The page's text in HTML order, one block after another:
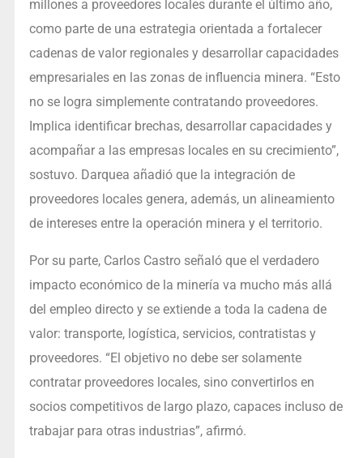
millones a proveedores locales durante el último año,
como parte de una estrategia orientada a fortalecer
cadenas de valor regionales y desarrollar capacidades
empresariales en las zonas de influencia minera. “Esto
no se logra simplemente contratando proveedores.
Implica identificar brechas, desarrollar capacidades y
acompañar a las empresas locales en su crecimiento”,
sostuvo. Darquea añadió que la integración de
proveedores locales genera, además, un alineamiento
de intereses entre la operación minera y el territorio.
Por su parte, Carlos Castro señaló que el verdadero
impacto económico de la minería va mucho más allá
del empleo directo y se extiende a toda la cadena de
valor: transporte, logística, servicios, contratistas y
proveedores. “El objetivo no debe ser solamente
contratar proveedores locales, sino convertirlos en
socios competitivos de largo plazo, capaces incluso de
trabajar para otras industrias”, afirmó.